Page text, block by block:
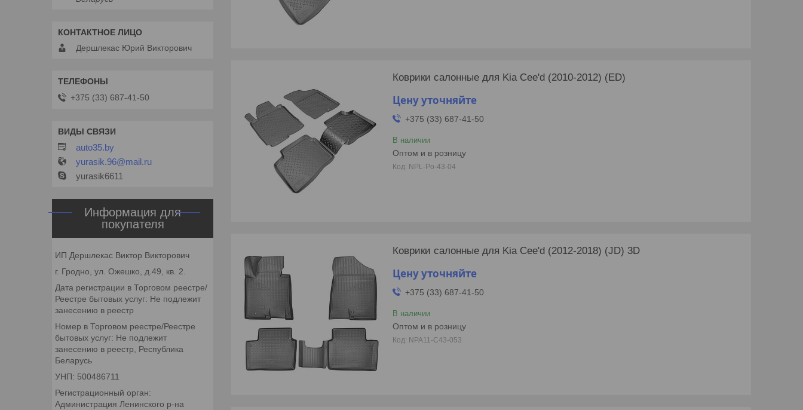
Коврики салонные для Kia Cee'd (2010-2012) (ED)
Цену уточняйте
+375 (33) 687-41-50
В наличии
Оптом и в розницу
NPL-Po-43-04
Коврики салонные для Kia Cee'd (2012-2018) (JD) 3D
Цену уточняйте
+375 (33) 687-41-50
В наличии
Оптом и в розницу
NPA11-C43-053
Дершлекас Юрий Викторович
+375 (33) 687-41-50
auto35.by
yurasik.96@mail.ru
yurasik6611
Информация для
покупателя
ИП Дершлекас Виктор Викторович
г. Гродно, ул. Ожешко, д.49, кв. 2.
Дата регистрации в Торговом реестре/
Реестре бытовых услуг: Не подлежит
занесению в реестр
Номер в Торговом реестре/Реестре
бытовых услуг: Не подлежит
занесению в реестр, Республика
Беларусь
УНП: 500486711
Регистрационный орган:
Администрация Ленинского р-на